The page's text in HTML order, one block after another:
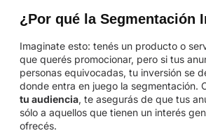
¿Por qué la Segmentación
Imaginate esto: tenés un producto o
que querés promocionar, pero si tus
personas equivocadas, tu inversión se
donde entra en juego la segmentación.
tu audiencia, te asegurás de que tus
sólo a aquellos que tienen un interés
ofrecés.